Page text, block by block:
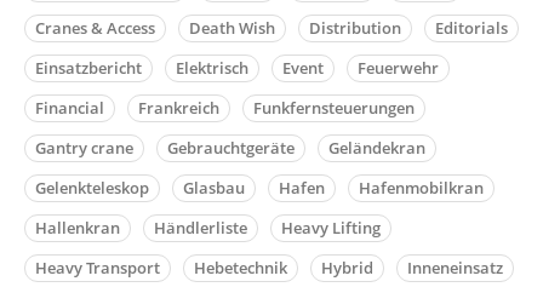
Cranes & Access
Death Wish Distribution
Editorials
Einsatzbericht
Elektrisch Event
Feuerwehr
Financial
Frankreich
Funkfernsteuerungen
Gantry crane
Gebrauchtgeräte
Geländekran
Gelenkteleskop
Glasbau Hafen
Hafenmobilkran
Hallenkran
Händlerliste
Heavy Lifting
Heavy Transport
Hebetechnik Hybrid
Inneneinsatz